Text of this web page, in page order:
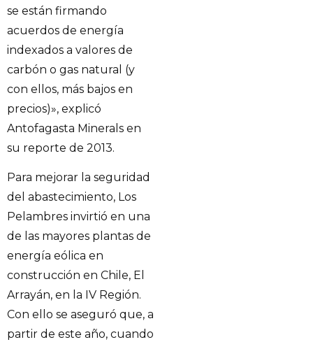
se están firmando
acuerdos de energía
indexados a valores de
carbón o gas natural (y
con ellos, más bajos en
precios)», explicó
Antofagasta Minerals en
su reporte de 2013.
Para mejorar la seguridad
del abastecimiento, Los
Pelambres invirtió en una
de las mayores plantas de
energía eólica en
construcción en Chile, El
Arrayán, en la IV Región.
Con ello se aseguró que, a
partir de este año, cuando